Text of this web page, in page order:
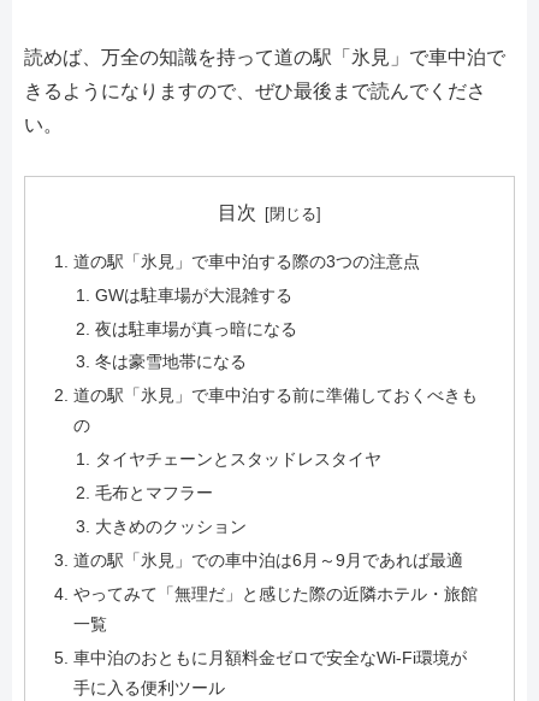
読めば、万全の知識を持って道の駅「氷見」で車中泊で
きるようになりますので、ぜひ最後まで読んでくださ
い。
目次
道の駅「氷見」で車中泊する際の3つの注意点
GWは駐車場が大混雑する
夜は駐車場が真っ暗になる
冬は豪雪地帯になる
道の駅「氷見」で車中泊する前に準備しておくべきも
の
タイヤチェーンとスタッドレスタイヤ
毛布とマフラー
大きめのクッション
道の駅「氷見」での車中泊は6月～9月であれば最適
やってみて「無理だ」と感じた際の近隣ホテル・旅館
一覧
車中泊のおともに月額料金ゼロで安全なWi-Fi環境が
手に入る便利ツール